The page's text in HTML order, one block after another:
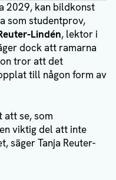
2029, kan bildkonst
som studentprov,
Lindén, lektor i
dock att ramarna
tror att det
till någon form av
att se, som
viktig del att inte
säger Tanja Reuter-